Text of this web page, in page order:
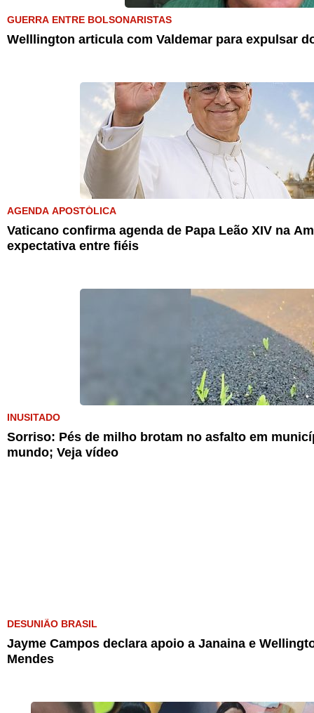
GUERRA ENTRE BOLSONARISTAS
Welllington articula com Valdemar para expulsar
AGENDA APOSTÓLICA
Vaticano confirma agenda de Papa Leão XIV na
expectativa entre fiéis
INUSITADO
Sorriso: Pés de milho brotam no asfalto em
mundo; Veja vídeo
DESUNIÃO BRASIL
Jayme Campos declara apoio a Janaina e
Mendes